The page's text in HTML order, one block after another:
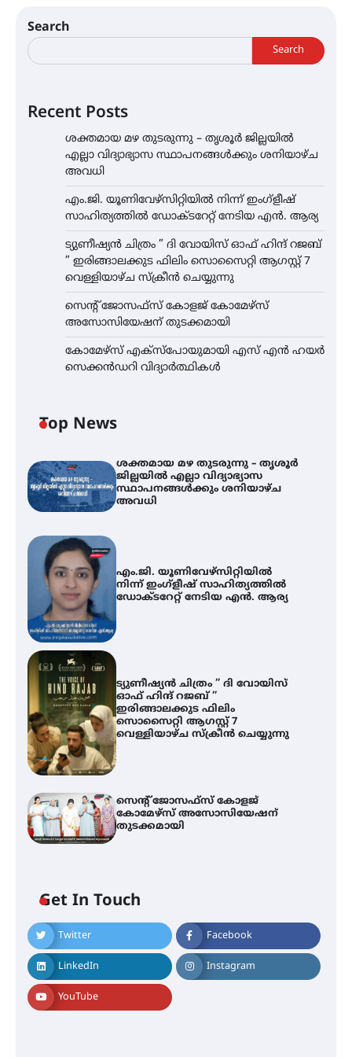
Search
Search
Recent Posts
ശക്തമായ മഴ തുടരുന്നു – തൃശൂർ ജില്ലയിൽ
എല്ലാ വിദ്യാഭ്യാസ സ്ഥാപനങ്ങൾക്കും ശനിയാഴ്ച
അവധി
എം.ജി. യൂണിവേഴ്‌സിറ്റിയിൽ നിന്ന് ഇംഗ്ളീഷ്
സാഹിത്യത്തിൽ ഡോക്ടറേറ്റ് നേടിയ എൻ. ആര്യ
ട്യുണീഷ്യൻ ചിത്രം ” ദി വോയിസ് ഓഫ് ഹിന്ദ് റജബ്
” ഇരിങ്ങാലക്കുട ഫിലിം സൊസൈറ്റി ആഗസ്റ്റ് 7
വെള്ളിയാഴ്ച സ്‌ക്രീൻ ചെയ്യുന്നു
സെന്റ് ജോസഫ്സ് കോളജ് കോമേഴ്‌സ്
അസോസിയേഷന് തുടക്കമായി
കോമേഴ്സ് എക്സ്പോയുമായി എസ് എൻ ഹയർ
സെക്കൻഡറി വിദ്യാർത്ഥികൾ
Top News
ശക്തമായ മഴ തുടരുന്നു – തൃശൂർ
ജില്ലയിൽ എല്ലാ വിദ്യാഭ്യാസ
സ്ഥാപനങ്ങൾക്കും ശനിയാഴ്ച
അവധി
എം.ജി. യൂണിവേഴ്‌സിറ്റിയിൽ
നിന്ന് ഇംഗ്ളീഷ് സാഹിത്യത്തിൽ
ഡോക്ടറേറ്റ് നേടിയ എൻ. ആര്യ
ട്യുണീഷ്യൻ ചിത്രം ” ദി വോയിസ്
ഓഫ് ഹിന്ദ് റജബ് ”
ഇരിങ്ങാലക്കുട ഫിലിം
സൊസൈറ്റി ആഗസ്റ്റ് 7
വെള്ളിയാഴ്ച സ്‌ക്രീൻ ചെയ്യുന്നു
സെന്റ് ജോസഫ്സ് കോളജ്
കോമേഴ്‌സ് അസോസിയേഷന്
തുടക്കമായി
Get In Touch
Twitter Facebook
LinkedIn Instagram
YouTube
ട്യുണീഷ്യൻ ചിത്രം ” ദി വോയിസ്
ഓഫ് ഹിന്ദ് റജബ് ” ഇരിങ്ങാലക്കുട
ഫിലിം സൊസൈറ്റി ആഗസ്റ്റ് 7
വെള്ളിയാഴ്ച സ്‌ക്രീൻ ചെയ്യുന്നു